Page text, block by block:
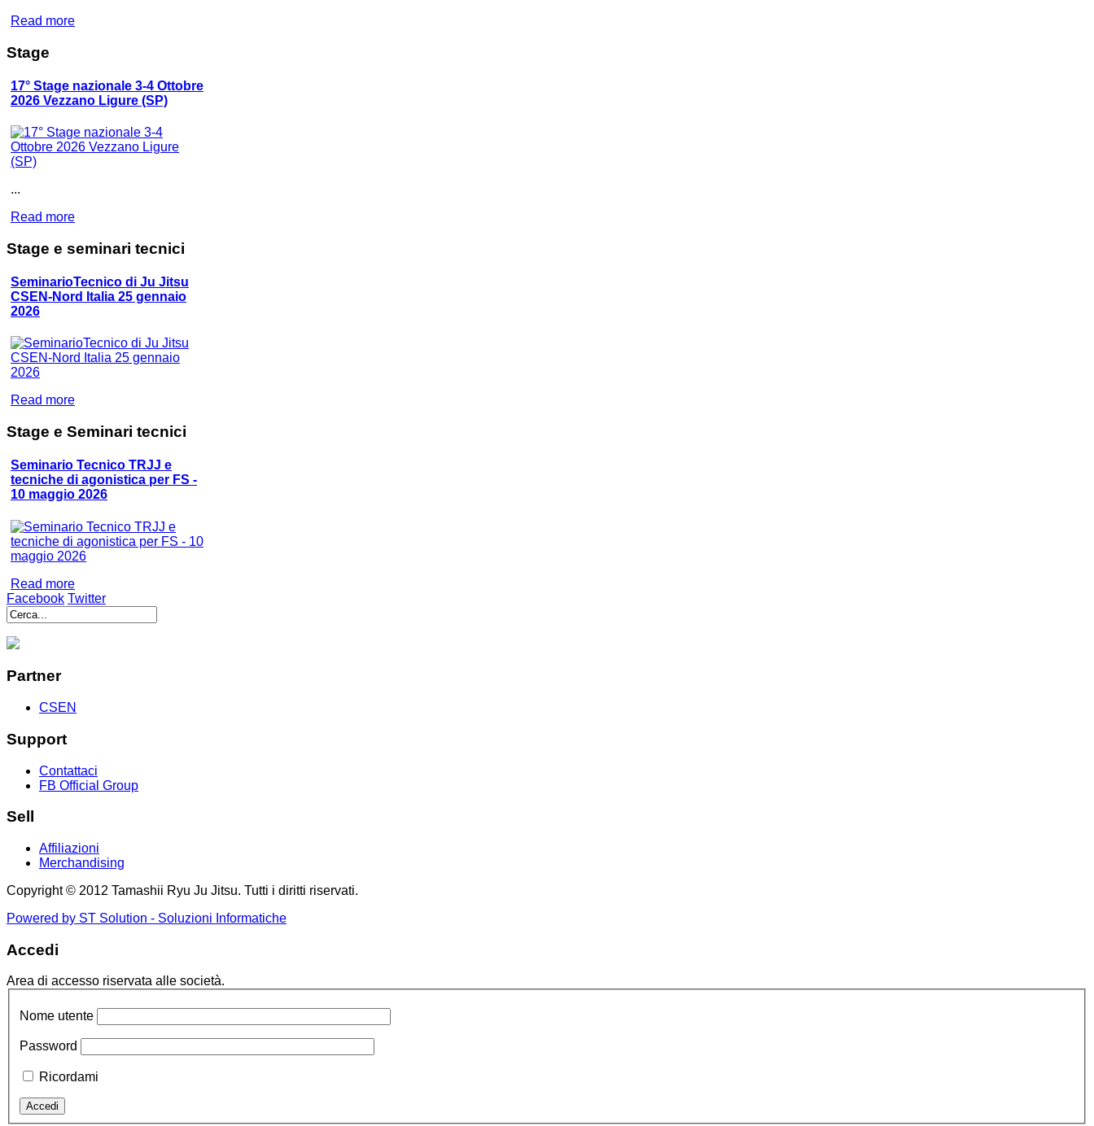
Read more
Stage
17° Stage nazionale 3-4 Ottobre
2026 Vezzano Ligure (SP)
...
Read more
Stage e seminari tecnici
SeminarioTecnico di Ju Jitsu
CSEN-Nord Italia 25 gennaio
2026
Read more
Stage e Seminari tecnici
Seminario Tecnico TRJJ e
tecniche di agonistica per FS -
10 maggio 2026
Read more
Facebook Twitter
Partner
CSEN
Support
Contattaci
FB Official Group
Sell
Affiliazioni
Merchandising
Copyright © 2012 Tamashii Ryu Ju Jitsu. Tutti i diritti riservati.
Powered by ST Solution - Soluzioni Informatiche
Accedi
Area di accesso riservata alle società.
Nome utente
Password
Ricordami